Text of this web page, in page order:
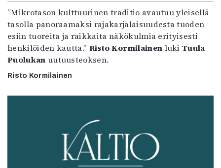
”Mikrotason kulttuurinen traditio avautuu yleisellä
tasolla panoraamaksi rajakarjalaisuudesta tuoden
esiin tuoreita ja raikkaita näkökulmia erityisesti
henkilöiden kautta.” Risto Kormilainen lukiTuula
Puolukan uutuusteoksen.
Risto Kormilainen